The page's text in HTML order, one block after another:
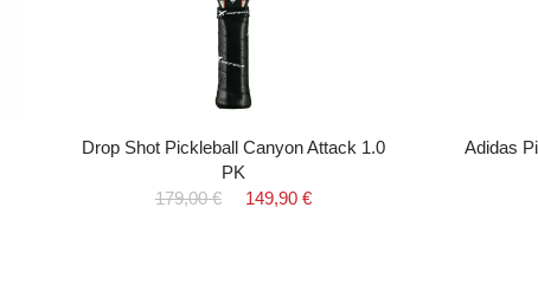
Drop Shot Pickleball Canyon Attack 1.0
PK
179,00 €
149,90 €
Adidas